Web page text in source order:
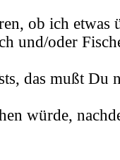
ob ich etwas
und/oder
das mußt Du
würde,